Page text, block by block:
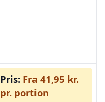
Pris: Fra 41,95 kr.
pr. portion